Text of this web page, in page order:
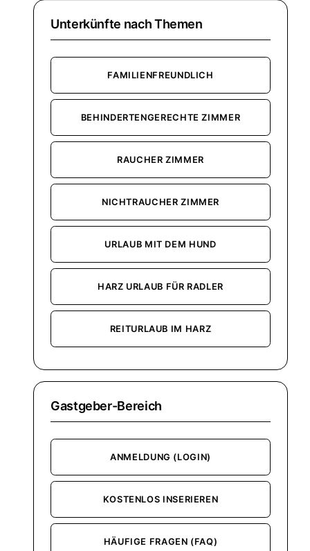
Unterkünfte nach Themen
FAMILIENFREUNDLICH
BEHINDERTENGERECHTE ZIMMER
RAUCHER ZIMMER
NICHTRAUCHER ZIMMER
URLAUB MIT DEM HUND
HARZ URLAUB FÜR RADLER
REITURLAUB IM HARZ
Gastgeber-Bereich
ANMELDUNG (LOGIN)
KOSTENLOS INSERIEREN
HÄUFIGE FRAGEN (FAQ)